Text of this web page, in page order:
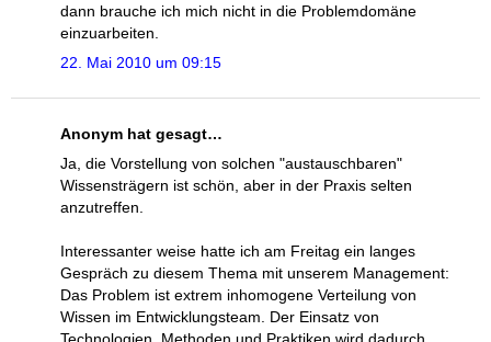
dann brauche ich mich nicht in die Problemdomäne
einzuarbeiten.
22. Mai 2010 um 09:15
Anonym hat gesagt…
Ja, die Vorstellung von solchen "austauschbaren"
Wissensträgern ist schön, aber in der Praxis selten
anzutreffen.
Interessanter weise hatte ich am Freitag ein langes
Gespräch zu diesem Thema mit unserem Management:
Das Problem ist extrem inhomogene Verteilung von
Wissen im Entwicklungsteam. Der Einsatz von
Technologien, Methoden und Praktiken wird dadurch